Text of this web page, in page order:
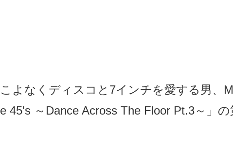
こよなくディスコと7インチを愛する男、
e 45's ～Dance Across The Floor Pt.3～」